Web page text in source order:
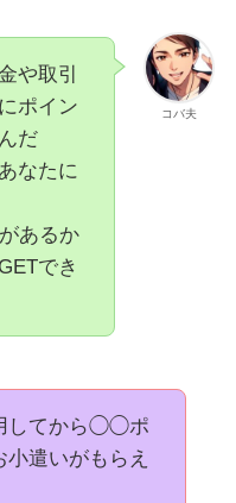
コバ夫
や取引
ポイン
だ
なたに
あるか
でき
してから◯◯ポ
遣いがもらえ